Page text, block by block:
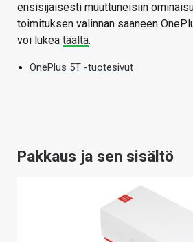
ensisijaisesti muuttuneisiin
toimituksen valinnan saaneen
voi lukea täältä.
OnePlus 5T -tuotesivut
Pakkaus ja sen sisältö